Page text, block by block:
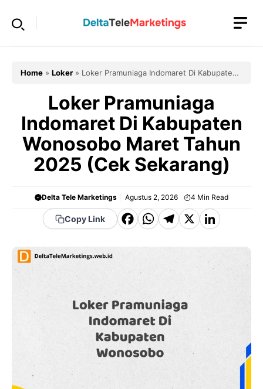
Home » Loker » Loker Pramuniaga Indomaret Di Kabupaten
Loker Pramuniaga
Indomaret Di Kabupaten
Wonosobo Maret Tahun
2025 (Cek Sekarang)
Delta Tele Marketings Agustus 2, 2026 4 Min Read
Copy Link
F
e
o
o
k
W
a
t
A
p
p
T
g
r
a
m
X Li
k
e